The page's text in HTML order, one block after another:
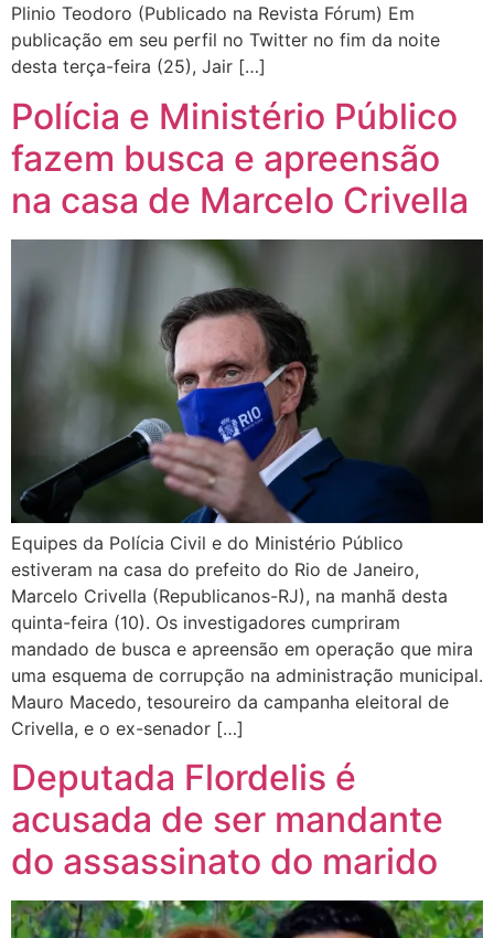
Plinio Teodoro (Publicado na Revista Fórum) Em
publicação em seu perfil no Twitter no fim da noite
desta terça-feira (25), Jair […]
Polícia e Ministério Público
fazem busca e apreensão
na casa de Marcelo Crivella
Equipes da Polícia Civil e do Ministério Público
estiveram na casa do prefeito do Rio de Janeiro,
Marcelo Crivella (Republicanos-RJ), na manhã desta
quinta-feira (10). Os investigadores cumpriram
mandado de busca e apreensão em operação que mira
uma esquema de corrupção na administração municipal.
Mauro Macedo, tesoureiro da campanha eleitoral de
Crivella, e o ex-senador […]
Deputada Flordelis é
acusada de ser mandante
do assassinato do marido